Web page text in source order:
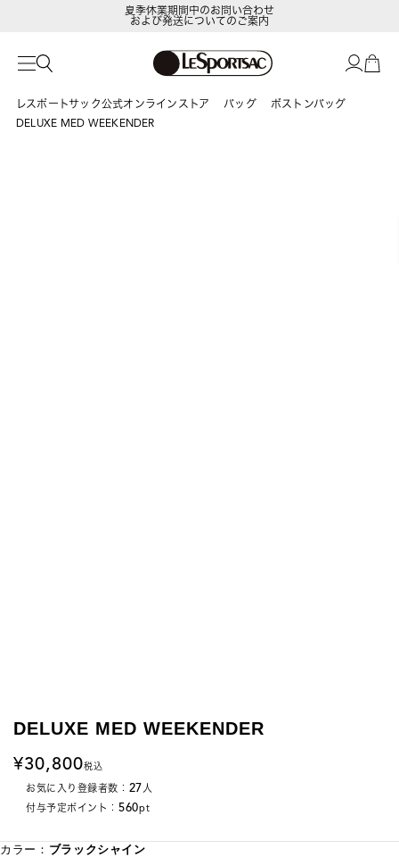
夏季休業期間中のお問い合わせ
および発送についてのご案内
レスポートサック公式オンラインストア バッグ
ボストンバッグ
DELUXE MED WEEKENDER
DELUXE MED WEEKENDER
30,800税込
お気に入り登録者数： 27人
付与予定ポイント： 560pt
カラー： ブラックシャイン